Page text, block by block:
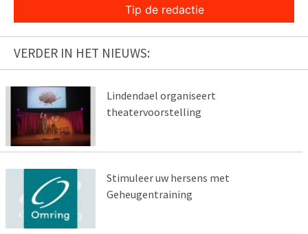
Tip de redactie
VERDER IN HET NIEUWS:
Lindendael organiseert
theatervoorstelling
Stimuleer uw hersens met
Geheugentraining